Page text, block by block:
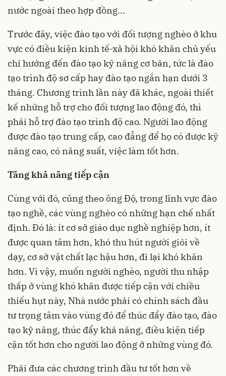
nước ngoài theo hợp đồng...
Trước đây, việc đào tạo với đối tượng nghèo ở khu
vực có điều kiện kinh tế-xã hội khó khăn chủ yếu
chỉ hướng đến đào tạo kỹ năng cơ bản, tức là đào
tạo trình độ sơ cấp hay đào tạo ngắn hạn dưới 3
tháng. Chương trình lần này đã khác, ngoài thiết
kế những hỗ trợ cho đối tượng lao động đó, thì
phải hỗ trợ đào tạo trình độ cao. Người lao động
được đào tạo trung cấp, cao đẳng để họ có được kỹ
năng cao, có năng suất, việc làm tốt hơn.
Tăng khả năng tiếp cận
Cùng với đó, cũng theo ông Độ, trong lĩnh vực đào
tạo nghề, các vùng nghèo có những hạn chế nhất
định. Đó là: ít cơ sở giáo dục nghề nghiệp hơn, ít
được quan tâm hơn, khó thu hút người giỏi về
dạy, cơ sở vật chất lạc hậu hơn, đi lại khó khăn
hơn. Vì vậy, muốn người nghèo, người thu nhập
thấp ở vùng khó khăn được tiếp cận với chiều
thiếu hụt này, Nhà nước phải có chính sách đầu
tư trọng tâm vào vùng đó để thúc đẩy đào tạo, đào
tạo kỹ năng, thúc đẩy khả năng, điều kiện tiếp
cận tốt hơn cho người lao động ở những vùng đó.
Phải đưa các chương trình đầu tư tốt hơn về